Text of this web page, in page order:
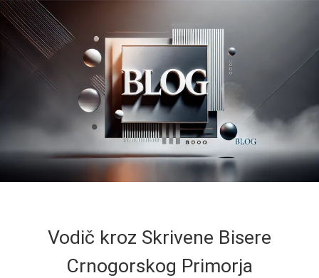
Vodič kroz Skrivene Bisere
Crnogorskog Primorja